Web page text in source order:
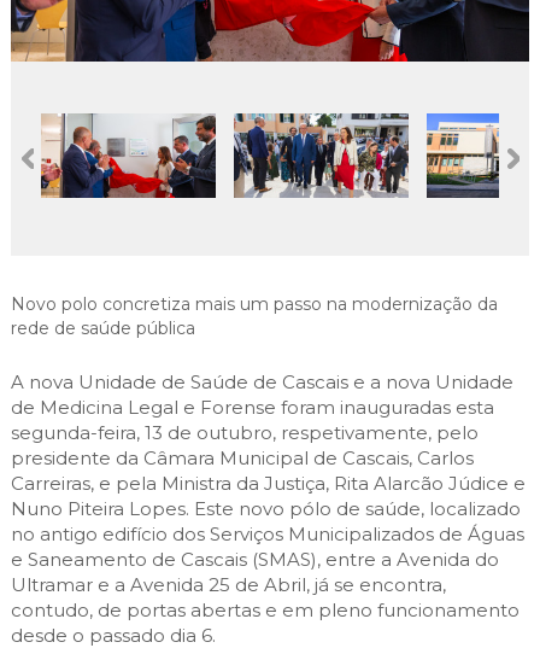
Planeamento Estratégico
Urbanismo
Cascais Próxima
Economia & Inovação
Governação
Qualidade de vida
Sociedade & Educação
Jornal C
Agenda do executivo
VIVER
ESTUDAR
TEMPOS LIVRES
INVESTIR EM CASCAIS
MAPA DO PORTAL
Novo polo concretiza mais um passo na modernização da
rede de saúde pública
A nova Unidade de Saúde de Cascais e a nova Unidade
de Medicina Legal e Forense foram inauguradas esta
segunda-feira, 13 de outubro, respetivamente, pelo
presidente da Câmara Municipal de Cascais, Carlos
Carreiras, e pela Ministra da Justiça, Rita Alarcão Júdice e
Nuno Piteira Lopes. Este novo pólo de saúde, localizado
no antigo edifício dos Serviços Municipalizados de Águas
e Saneamento de Cascais (SMAS), entre a Avenida do
Ultramar e a Avenida 25 de Abril, já se encontra,
contudo, de portas abertas e em pleno funcionamento
desde o passado dia 6.